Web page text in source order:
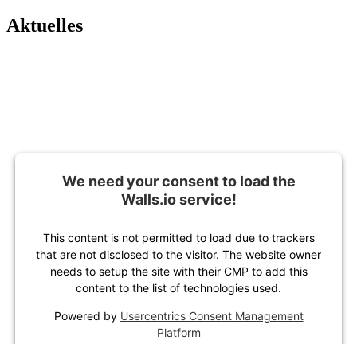
Aktuelles
We need your consent to load the
Walls.io service!
This content is not permitted to load due to trackers
that are not disclosed to the visitor. The website owner
needs to setup the site with their CMP to add this
content to the list of technologies used.
Powered by Usercentrics Consent Management
Platform